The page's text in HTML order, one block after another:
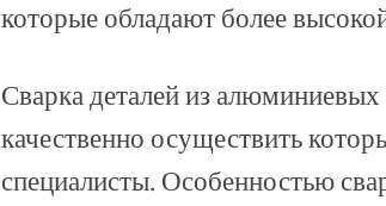
которые обладают более
Сварка деталей из
качественно осуществить
специалисты. Особенностью